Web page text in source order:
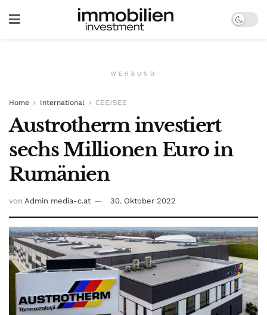
WERBUNG
Home International CEE/SEE
Austrotherm investiert
sechs Millionen Euro in
Rumänien
von Admin media-c.at 30. Oktober 2022